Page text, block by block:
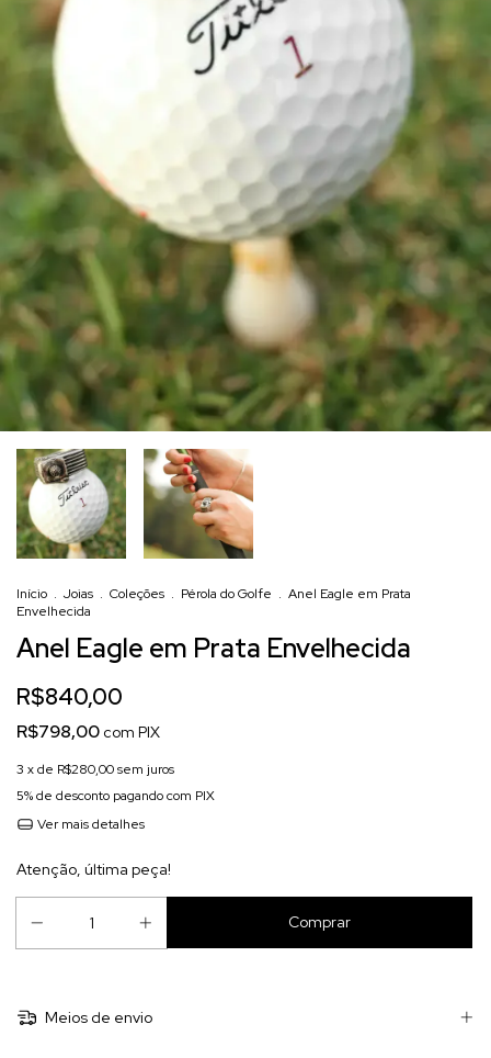
Início . Joias . Coleções . Pérola do Golfe . Anel Eagle em Prata
Envelhecida
Anel Eagle em Prata Envelhecida
R$840,00
R$798,00 com PIX
3 x de R$280,00sem juros
5% de desconto pagando com PIX
Ver mais detalhes
Atenção, última peça!
Meios de envio